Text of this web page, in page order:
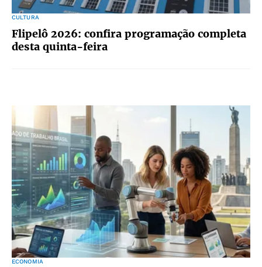
CULTURA
Flipelô 2026: confira programação completa
desta quinta-feira
ECONOMIA